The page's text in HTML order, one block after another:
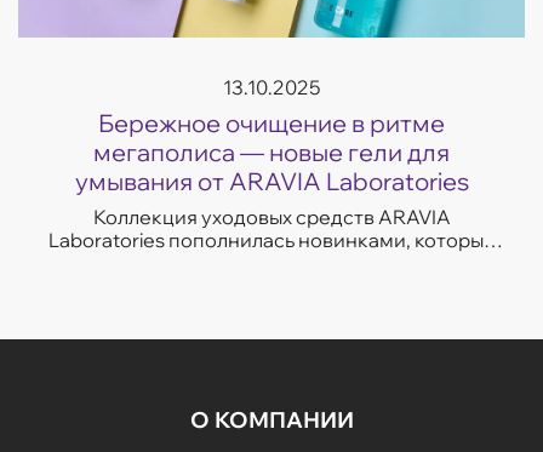
13.10.2025
Бережное очищение в ритме
мегаполиса — новые гели для
умывания от ARAVIA Laboratories
Коллекция уходовых средств ARAVIA
Laboratories пополнилась новинками, которые
О КОМПАНИИ